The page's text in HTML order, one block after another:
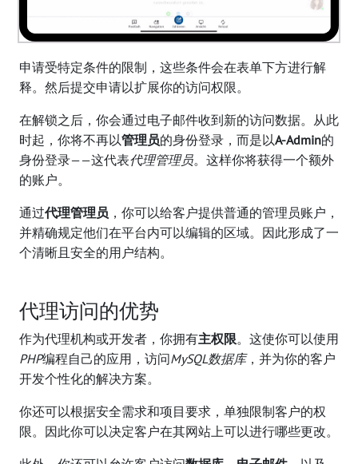
申请受特定条件的限制，这些条件会在表单下方进行解
释。然后提交申请以扩展你的访问权限。
在解锁之后，你会通过电子邮件收到新的访问数据。从此
时起，你将不再以管理员的身份登录，而是以A-Admin的
身份登录——这代表代理管理员。这样你将获得一个额外
的账户。
通过代理管理员 ，你可以给客户提供普通的管理员账户，
并精确规定他们在平台内可以编辑的区域。因此形成了一
个清晰且安全的用户结构。
代理访问的优势
作为代理机构或开发者，你拥有主权限。这使你可以使用
PHP编程自己的应用，访问MySQL数据库，并为你的客户
开发个性化的解决方案。
你还可以根据安全需求和项目要求，单独限制客户的权
限。因此你可以决定客户在其网站上可以进行哪些更改。